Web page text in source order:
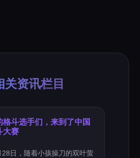
关资讯栏目
格斗选手们，来到了中国
大赛
28日，随着小孩操刀的双叶萤